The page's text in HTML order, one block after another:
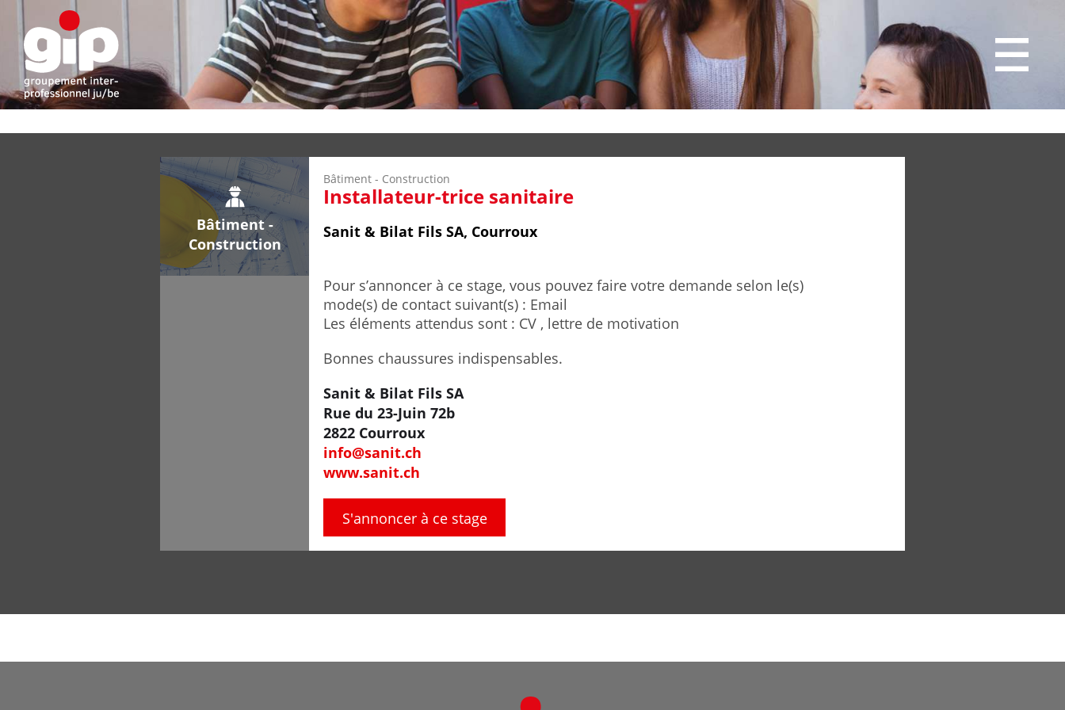
Bâtiment -
Construction
Bâtiment - Construction
Installateur-trice sanitaire
Sanit & Bilat Fils SA, Courroux
Pour s’annoncer à ce stage, vous pouvez faire votre demande selon le(s)
mode(s) de contact suivant(s) : Email
Les éléments attendus sont : CV , lettre de motivation
Bonnes chaussures indispensables.
Sanit & Bilat Fils SA
Rue du 23-Juin 72b
2822 Courroux
info@sanit.ch
www.sanit.ch
S'annoncer à ce stage